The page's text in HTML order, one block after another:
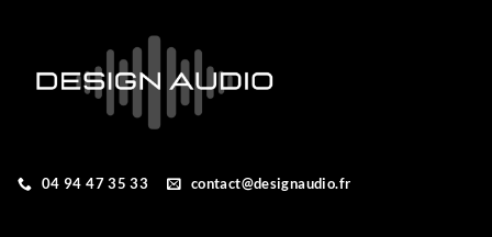
04 94 47 35 33 contact@designaudio.fr